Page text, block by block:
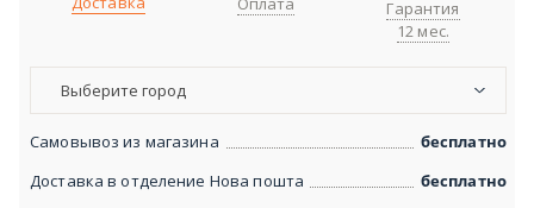
Гарантия
12 мес.
Выберите город
Самовывоз из магазина
бесплатно
Доставка в отделение Нова пошта
бесплатно